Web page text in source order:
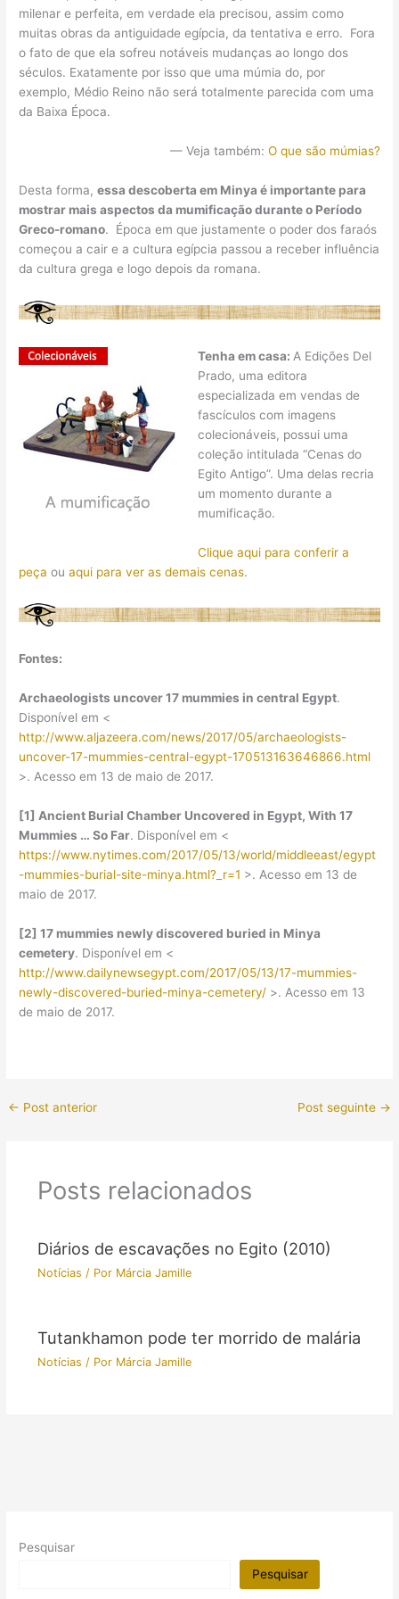
milenar e perfeita, em verdade ela precisou, assim como
muitas obras da antiguidade egípcia, da tentativa e erro. Fora
o fato de que ela sofreu notáveis mudanças ao longo dos
séculos. Exatamente por isso que uma múmia do, por
exemplo, Médio Reino não será totalmente parecida com uma
da Baixa Época.
— Veja também: O que são múmias?
Desta forma,essa descoberta em Minya é importante para
mostrar mais aspectos da mumificação durante o Período
Greco-romano. Época em que justamente o poder dos faraós
começou a cair e a cultura egípcia passou a receber influência
da cultura grega e logo depois da romana.
Tenha em casa: A Edições Del
Prado, uma editora
especializada em vendas de
fascículos com imagens
colecionáveis, possui uma
coleção intitulada “Cenas do
Egito Antigo”. Uma delas recria
um momento durante a
mumificação.
Clique aqui para conferir a
peça ouaqui para ver as demais cenas.
Fontes:
Archaeologists uncover 17 mummies in central Egypt.
Disponível em <
http://www.aljazeera.com/news/2017/05/archaeologists-
uncover-17-mummies-central-egypt-170513163646866.html
>. Acesso em 13 de maio de 2017.
[1] Ancient Burial Chamber Uncovered in Egypt, With 17
Mummies … So Far. Disponível em <
https://www.nytimes.com/2017/05/13/world/middleeast/egypt
-mummies-burial-site-minya.html?_r=1 >. Acesso em 13 de
maio de 2017.
[2] 17 mummies newly discovered buried in Minya
cemetery. Disponível em <
http://www.dailynewsegypt.com/2017/05/13/17-mummies-
newly-discovered-buried-minya-cemetery/ >. Acesso em 13
de maio de 2017.
← Post anterior Post seguinte →
Posts relacionados
Diários de escavações no Egito (2010)
Notícias / Por Márcia Jamille
Tutankhamon pode ter morrido de malária
Notícias / Por Márcia Jamille
Pesquisar
Pesquisar